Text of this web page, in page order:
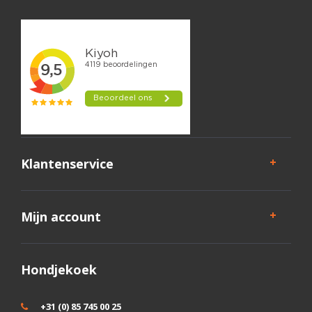
Klantenservice
Mijn account
Hondjekoek
+31 (0) 85 745 00 25